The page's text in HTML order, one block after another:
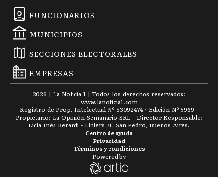
FUNCIONARIOS
MUNICIPIOS
SECCIONES ELECTORALES
EMPRESAS
2026 | La Noticia 1 | Todos los derechos reservados:
www.lanoticia1.com
Registro de Prop. Intelectual Nº 53092474 · Edición Nº 5969 -
Propietario: La Opinión Semanario SRL - Director Responsable:
Lidia Inés Berardi - Liniers 71, San Pedro, Buenos Aires.
Términos y condiciones
Privacidad
Centro de ayuda
Powered by